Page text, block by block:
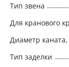
Тип звена
Для кранового
Диаметр
Тип заделки